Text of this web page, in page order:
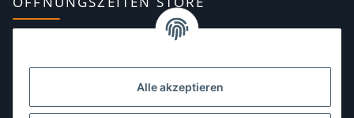
Alle akzeptieren
10:00–13:00, 14:00–18:00 Uhr
Dienstag:10:00–13:00, 14:00–16:00 Uhr